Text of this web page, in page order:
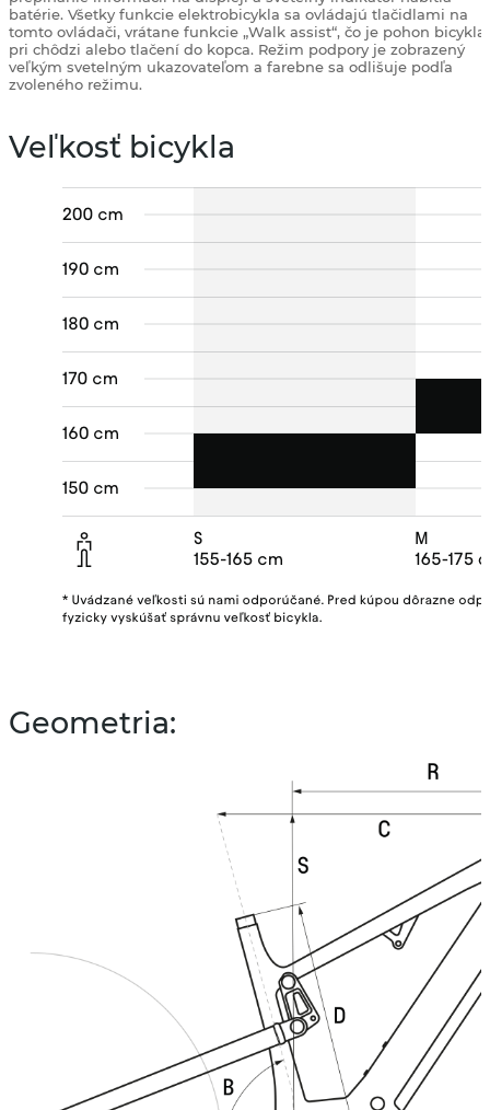
batérie. Všetky funkcie elektrobicykla sa ovládajú tlačidlami na
tomto ovládači, vrátane funkcie „Walk assist“, čo je pohon bicykla
pri chôdzi alebo tlačení do kopca. Režim podpory je zobrazený
veľkým svetelným ukazovateľom a farebne sa odlišuje podľa
zvoleného režimu.
Veľkosť bicykla
Geometria: